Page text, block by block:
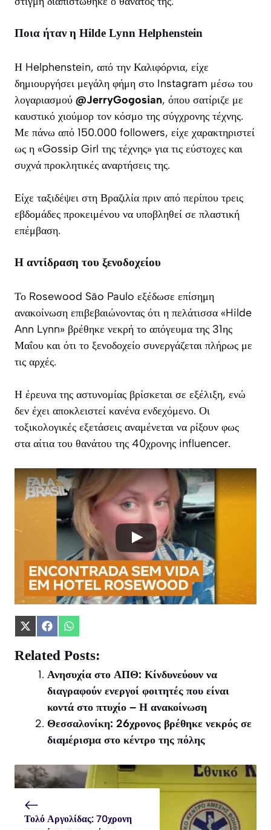
Ποια ήταν η Hilde Lynn Helphenstein
Η Helphenstein, από την Καλιφόρνια, είχε
δημιουργήσει μεγάλη φήμη στο Instagram μέσω του
λογαριασμού @JerryGogosian, όπου σατίριζε με
καυστικό χιούμορ τον κόσμο της σύγχρονης τέχνης.
Με πάνω από 150.000 followers, είχε χαρακτηριστεί
ως η «Gossip Girl της τέχνης» για τις εύστοχες και
συχνά προκλητικές αναρτήσεις της.
Είχε ταξιδέψει στη Βραζιλία πριν από περίπου τρεις
εβδομάδες προκειμένου να υποβληθεί σε πλαστική
επέμβαση.
Η αντίδραση του ξενοδοχείου
Το Rosewood São Paulo εξέδωσε επίσημη
ανακοίνωση επιβεβαιώνοντας ότι η πελάτισσα «Hilde
Ann Lynn» βρέθηκε νεκρή το απόγευμα της 31ης
Μαΐου και ότι το ξενοδοχείο συνεργάζεται πλήρως με
τις αρχές.
Η έρευνα της αστυνομίας βρίσκεται σε εξέλιξη, ενώ
δεν έχει αποκλειστεί κανένα ενδεχόμενο. Οι
τοξικολογικές εξετάσεις αναμένεται να ρίξουν φως
στα αίτια του θανάτου της 40χρονης influencer.
Share
X
(Twitter)
Share
Facebook
Share
WhatsApp
Related Posts:
Ανησυχία στο ΑΠΘ: Κίνδυνεύουν να
διαγραφούν ενεργοί φοιτητές που είναι
κοντά στο πτυχίο – Η ανακοίνωση
Θεσσαλονίκη: 26χρονος βρέθηκε νεκρός σε
διαμέρισμα στο κέντρο της πόλης
Τολό Αργολίδας: 70χρονη